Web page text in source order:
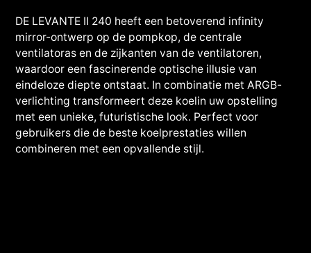
DE LEVANTE II 240 heeft een betoverend infinity
mirror-ontwerp op de pompkop, de centrale
ventilatoras en de zijkanten van de ventilatoren,
waardoor een fascinerende optische illusie van
eindeloze diepte ontstaat. In combinatie met ARGB-
verlichting transformeert deze koelin uw opstelling
met een unieke, futuristische look. Perfect voor
gebruikers die de beste koelprestaties willen
combineren met een opvallende stijl.